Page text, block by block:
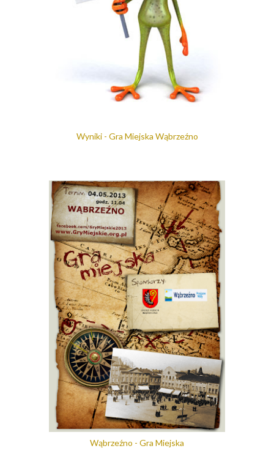
Wyniki - Gra Miejska Wąbrzeźno
Wąbrzeźno - Gra Miejska